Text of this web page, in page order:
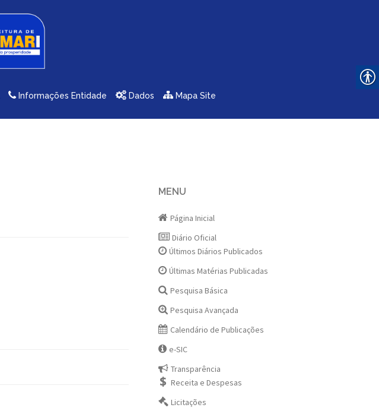
Informações Entidade Dados Mapa Site
MENU
Página Inicial
Diário Oficial
Últimos Diários Publicados
Últimas Matérias Publicadas
Pesquisa Básica
Pesquisa Avançada
Calendário de Publicações
e-SIC
Transparência
Receita e Despesas
Licitações